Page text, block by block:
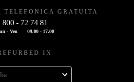
TELEFONICA GRATUITA
800 - 72 74 81
- Ven 09.00 - 17.00
IN